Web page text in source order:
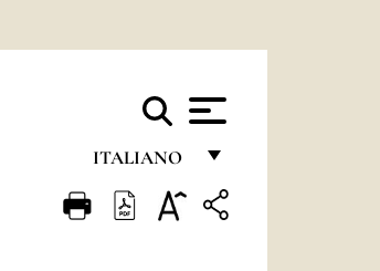
ITALIANO
FRANÇAIS